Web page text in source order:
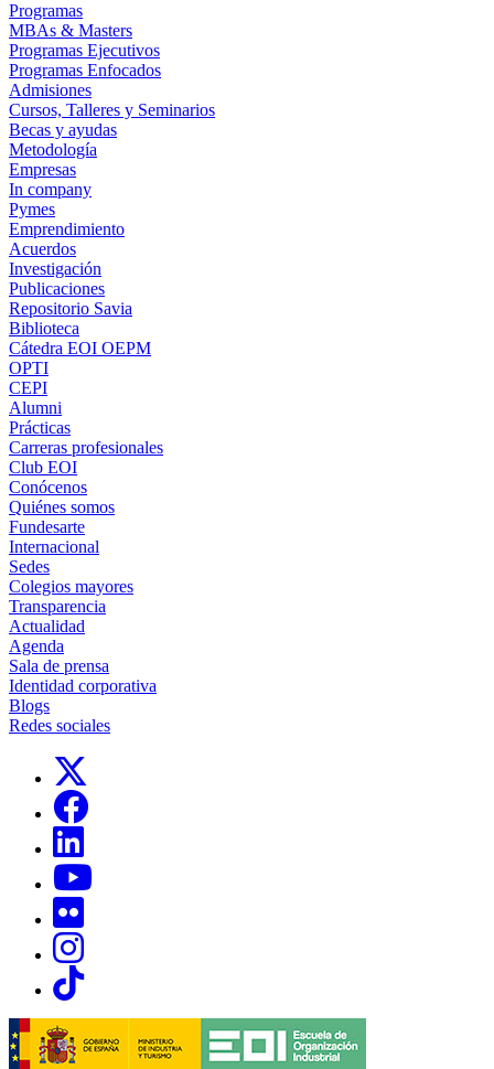
Programas
MBAs & Masters
Programas Ejecutivos
Programas Enfocados
Admisiones
Cursos, Talleres y Seminarios
Becas y ayudas
Metodología
Empresas
In company
Pymes
Emprendimiento
Acuerdos
Investigación
Publicaciones
Repositorio Savia
Biblioteca
Cátedra EOI OEPM
OPTI
CEPI
Alumni
Prácticas
Carreras profesionales
Club EOI
Conócenos
Quiénes somos
Fundesarte
Internacional
Sedes
Colegios mayores
Transparencia
Actualidad
Agenda
Sala de prensa
Identidad corporativa
Blogs
Redes sociales
Links, Opens in this window
Links, Opens in this window
Links, Opens in this window
Links, Opens in this window
Links, Opens in this window